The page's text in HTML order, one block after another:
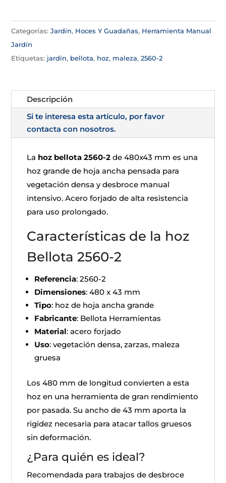
Categorías:Jardin, Hoces Y Guadañas, Herramienta Manual
Jardín
Etiquetas: jardín, bellota, hoz, maleza,2560-2
Descripción
Si te interesa esta artículo, por favor
contacta con nosotros.
La hoz bellota 2560-2 de 480x43 mm es una
hoz grande de hoja ancha pensada para
vegetación densa y desbroce manual
intensivo. Acero forjado de alta resistencia
para uso prolongado.
Características de la hoz
Bellota 2560-2
Referencia: 2560-2
Dimensiones: 480 x 43 mm
Tipo: hoz de hoja ancha grande
Fabricante: Bellota Herramientas
Material: acero forjado
Uso: vegetación densa, zarzas, maleza
gruesa
Los 480 mm de longitud convierten a esta
hoz en una herramienta de gran rendimiento
por pasada. Su ancho de 43 mm aporta la
rigidez necesaria para atacar tallos gruesos
sin deformación.
¿Para quién es ideal?
Recomendada para trabajos de desbroce